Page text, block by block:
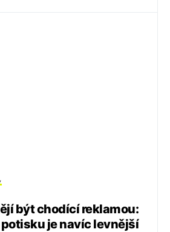
být chodící reklamou:
je navíc levnější